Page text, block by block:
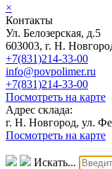
×
Контакты
Ул. Белозерская, д.5
603003, г. Н.
+7(831)214-33-00
info@povpolimer.ru
+7(831)214-33-00
Посмотреть на карте
Адрес склада:
г. Н. Новгород, ул.
Посмотреть на карте
Искать...